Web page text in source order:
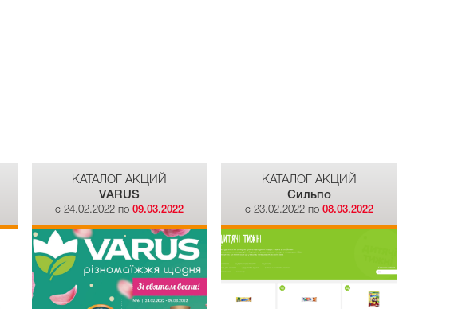
КАТАЛОГ АКЦИЙ
VARUS
c 24.02.2022 по 09.03.2022
КАТАЛОГ АКЦИЙ
Сильпо
c 23.02.2022 по 08.03.2022